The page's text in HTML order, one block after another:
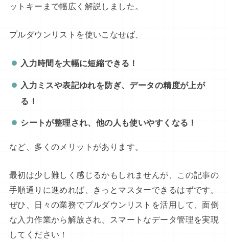
ットキーまで幅広く解説しました。
プルダウンリストを使いこなせば、
入力時間を大幅に短縮できる！
入力ミスや表記ゆれを防ぎ、データの精度が上が
る！
シートが整理され、他の人も使いやすくなる！
など、多くのメリットがあります。
最初は少し難しく感じるかもしれませんが、この記事の
手順通りに進めれば、きっとマスターできるはずです。
ぜひ、日々の業務でプルダウンリストを活用して、面倒
な入力作業から解放され、スマートなデータ管理を実現
してください！